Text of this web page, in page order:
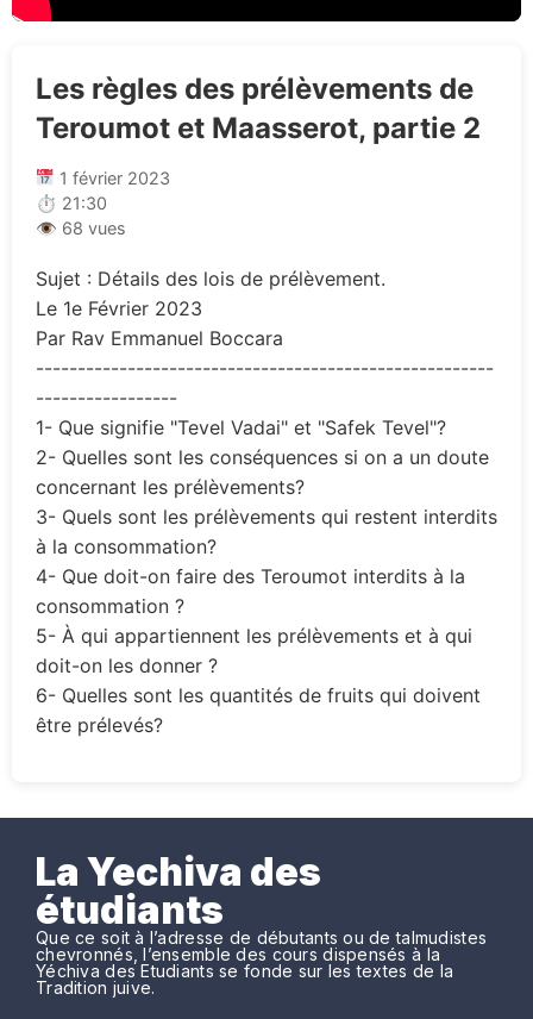
Les règles des prélèvements de
Teroumot et Maasserot, partie 2
1 février 2023
⏱ 21:30
👁 68 vues
Sujet : Détails des lois de prélèvement.
Le 1e Février 2023
Par Rav Emmanuel Boccara
-------------------------------------------------------
-----------------
1- Que signifie "Tevel Vadai" et "Safek Tevel"?
2- Quelles sont les conséquences si on a un doute
concernant les prélèvements?
3- Quels sont les prélèvements qui restent interdits
à la consommation?
4- Que doit-on faire des Teroumot interdits à la
consommation ?
5- À qui appartiennent les prélèvements et à qui
doit-on les donner ?
6- Quelles sont les quantités de fruits qui doivent
être prélevés?
La Yechiva des
étudiants
Que ce soit à l’adresse de débutants ou de talmudistes
chevronnés, l’ensemble des cours dispensés à la
Yéchiva des Etudiants se fonde sur les textes de la
Tradition juive.